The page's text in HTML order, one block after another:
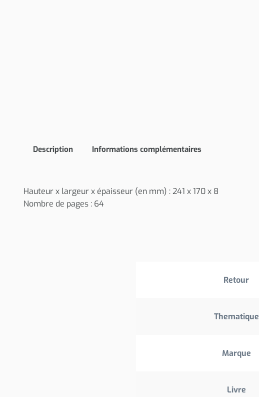
Description Informations complémentaires
Hauteur x largeur x épaisseur (en mm) : 241 x 170 x 8
Nombre de pages : 64
Retour
Thematique
Marque
Livre